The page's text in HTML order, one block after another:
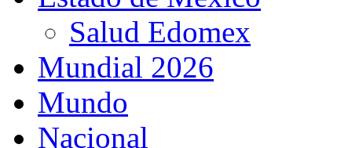
Salud Edomex
Mundial 2026
Mundo
Nacional